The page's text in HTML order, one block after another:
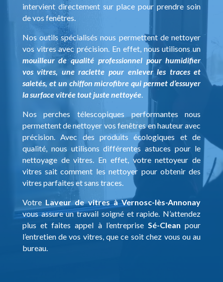
intervient directement sur place pour prendre soin
de vos fenêtres.
Nos outils spécialisés nous permettent de nettoyer
vos vitres avec précision. En effet, nous utilisons un
mouilleur de qualité professionnel pour humidifier
vos vitres, une raclette pour enlever les traces et
saletés, et un chiffon microfibre qui permet d’essuyer
la surface vitrée tout juste nettoyée.
Nos perches télescopiques performantes nous
permettent de nettoyer vos fenêtres en hauteur avec
précision. Avec des produits écologiques et de
qualité, nous utilisons différentes astuces pour le
nettoyage de vitres. En effet, votre nettoyeur de
vitres sait comment les nettoyer pour obtenir des
vitres parfaites et sans traces.
Votre Laveur de vitres à Vernosc-lès-Annonay
vous assure un travail soigné et rapide. N’attendez
plus et faites appel à l’entreprise Sé-Clean pour
l’entretien de vos vitres, que ce soit chez vous ou au
bureau.